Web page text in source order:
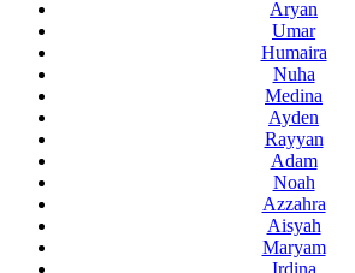
Aryan
Umar
Humaira
Nuha
Medina
Ayden
Rayyan
Adam
Noah
Azzahra
Aisyah
Maryam
Irdina